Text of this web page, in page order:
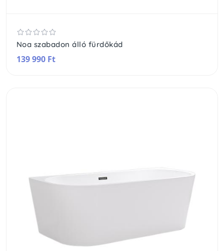
Noa szabadon álló fürdőkád
139 990 Ft